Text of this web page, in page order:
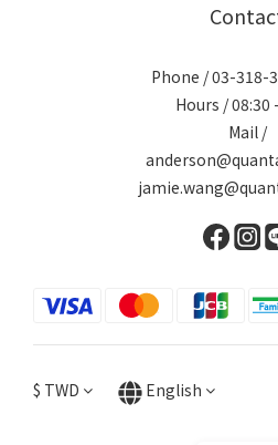
Phone / 03-318-
Hours / 08:30
Mail /
$ TWD English